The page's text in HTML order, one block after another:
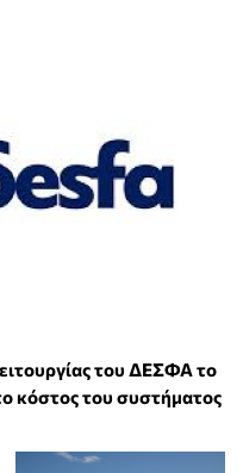
του ΔΕΣΦΑ το
κόστος του συστήματος